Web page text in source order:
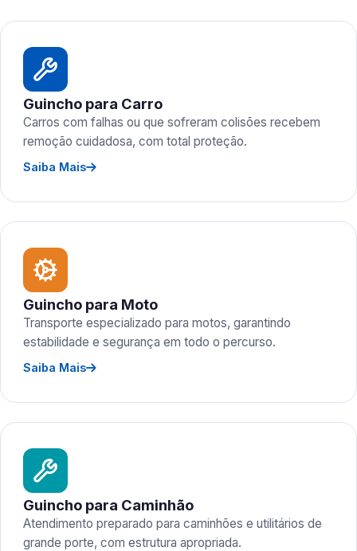
Guincho para Carro
Carros com falhas ou que sofreram colisões recebem
remoção cuidadosa, com total proteção.
Saiba Mais
Guincho para Moto
Transporte especializado para motos, garantindo
estabilidade e segurança em todo o percurso.
Saiba Mais
Guincho para Caminhão
Atendimento preparado para caminhões e utilitários de
grande porte, com estrutura apropriada.